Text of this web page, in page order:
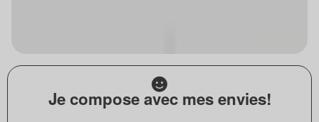
Je compose avec mes envies!